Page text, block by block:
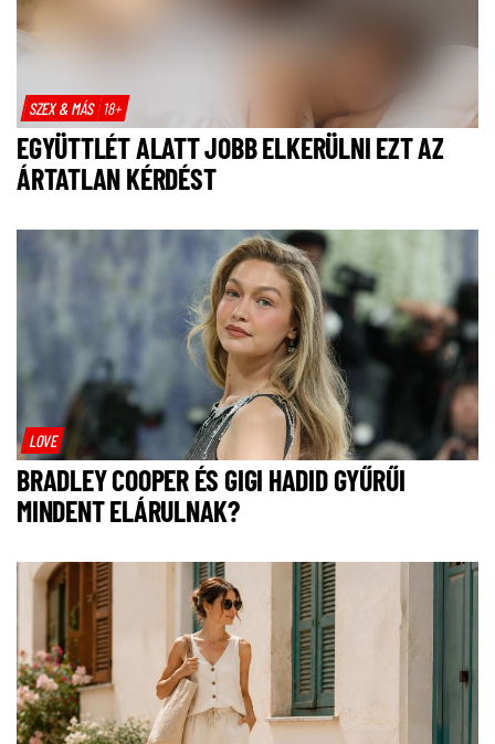
SZEX & MÁS 18+
EGYÜTTLÉT ALATT JOBB ELKERÜLNI EZT AZ
ÁRTATLAN KÉRDÉST
LOVE
BRADLEY COOPER ÉS GIGI HADID GYŰRŰI
MINDENT ELÁRULNAK?